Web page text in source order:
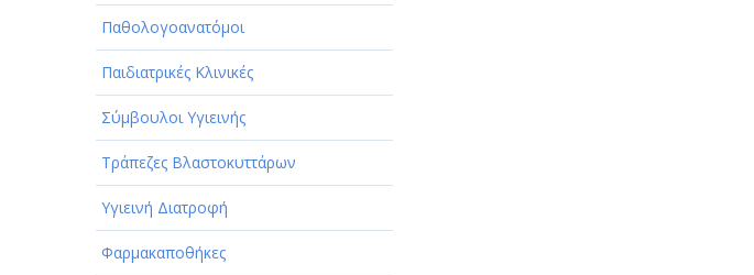
Παθολογοανατόμοι
Παιδιατρικές Κλινικές
Σύμβουλοι Υγιεινής
Τράπεζες Βλαστοκυττάρων
Υγιεινή Διατροφή
Φαρμακαποθήκες